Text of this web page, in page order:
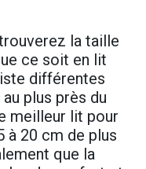
la taille
ce soit en lit
différentes
plus près du
meilleur lit pour
à 20 cm de plus
que la